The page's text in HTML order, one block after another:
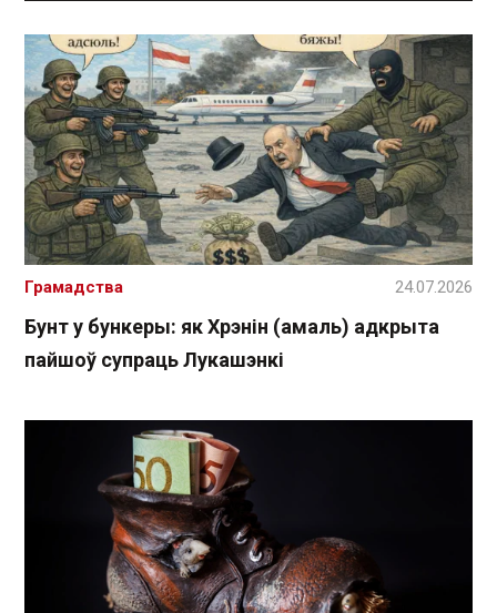
Бунт у бункеры: як Хрэнін (амаль) адкрыта
пайшоў супраць Лукашэнкі
Грамадства 24.07.2026